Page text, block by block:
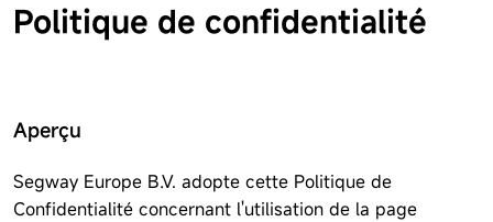
Politique de confidentialité
Aperçu
Segway Europe B.V. adopte cette Politique de
Confidentialité concernant l'utilisation de la page